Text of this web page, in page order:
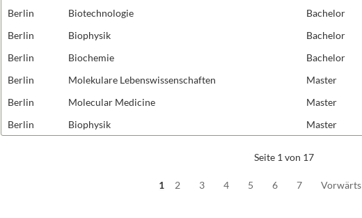
Strukturbiologie
Synthetische Biologie
Zelluläre Organellen
Berlin
Biotechnologie Bachelor
Berlin
Biophysik Bachelor
Berlin
Biochemie Bachelor
Berlin
Molekulare Lebenswissenschaften Master
Berlin
Molecular Medicine Master
Berlin
Biophysik Master
Seite 1 von 17
1 2 3 4 5 6 7 Vorwärts